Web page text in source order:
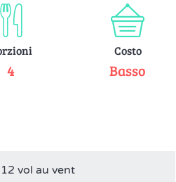
4
Costo
Basso
12 vol au vent